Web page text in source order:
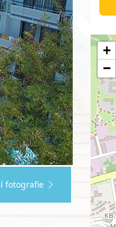
fotografie
+
−